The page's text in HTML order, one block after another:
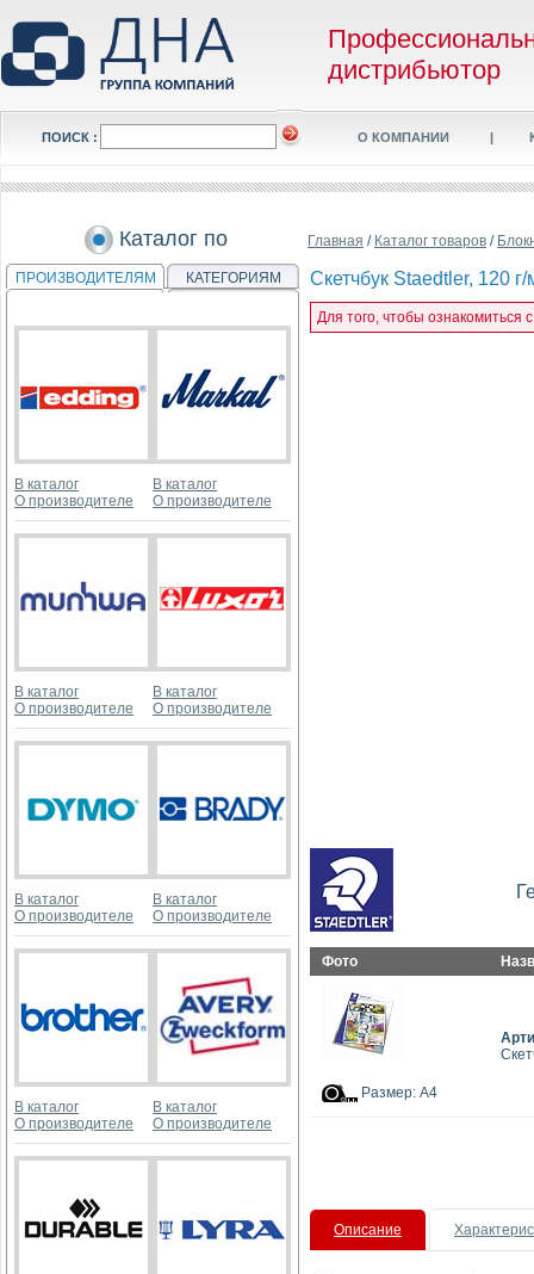
дистрибьютор
ПОИСК : О КОМПАНИИ |
Каталог по
ПРОИЗВОДИТЕЛЯМ КАТЕГОРИЯМ
В каталог
О производителе
В каталог
О производителе
В каталог
О производителе
В каталог
О производителе
В каталог
О производителе
В каталог
О производителе
В каталог
О производителе
В каталог
О производителе
Главная / Каталог товаров /
Скетчбук Staedtler, 120
Для того, чтобы ознакомиться
Фото
Размер: А4
Описание